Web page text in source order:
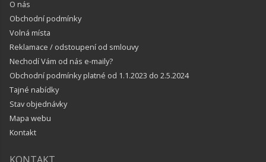
O nás
Obchodní podmínky
Volná místa
Reklamace / odstoupení od smlouvy
Nechodí Vám od nás e-maily?
Obchodní podmínky platné od 1.1.2023 do 2.5.2024
Tajné nabídky
Stav objednávky
Mapa webu
Kontakt